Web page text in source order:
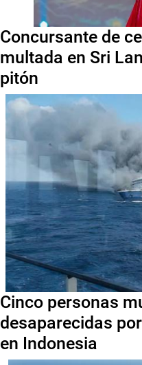
Concursante de
multada en Sri
pitón
Cinco personas
desaparecidas
en Indonesia